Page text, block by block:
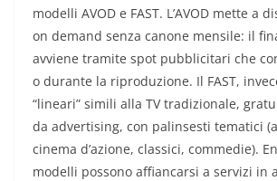
modelli AVOD e FAST. L’AVOD mette a
on demand senza canone mensile: il
avviene tramite spot pubblicitari che
o durante la riproduzione. Il FAST,
“lineari” simili alla TV tradizionale,
da advertising, con palinsesti tematici
cinema d’azione, classici, commedie).
modelli possono affiancarsi a servizi in